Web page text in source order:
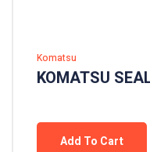
Komatsu
KOMATSU
Add To Cart